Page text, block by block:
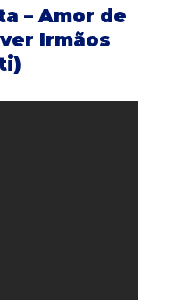
– Amor de
Irmãos